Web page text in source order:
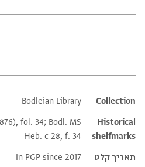
Additional metadata
Collection
Bodleian Library
Historical
shelfmarks
fol. 34; Bodl. MS
Heb. c 28, f. 34
תאריך קלט
In PGP since 2017